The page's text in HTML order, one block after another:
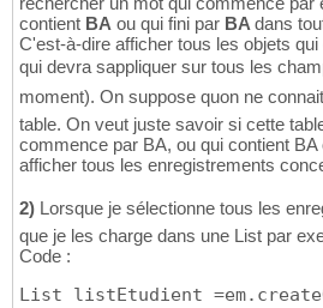
contient BA ou qui fini par BA dans
C'est-à-dire afficher tous les objets
qui devra sappliquer sur tous les
moment). On suppose quon ne
table. On veut juste savoir si cette
commence par BA, ou qui contient BA
afficher tous les enregistrements
2) Lorsque je sélectionne tous les
que je les charge dans une List par
Code :
List listEtudient